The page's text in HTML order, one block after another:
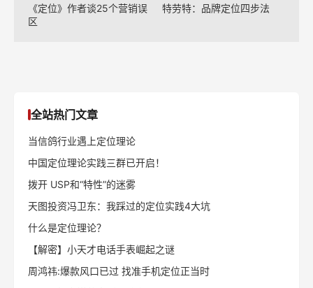
《定位》作者谈25个营销误
区
特劳特：品牌定位四步法
全站热门文章
当信鸽行业遇上定位理论
中国定位理论实践三群已开启！
拨开 USP和“特性”的迷雾
天图投资冯卫东：我踩过的定位实践4大坑
什么是定位理论？
【解密】小天才电话手表崛起之谜
周鸿祎:爆款风口已过 找准手机定位正当时